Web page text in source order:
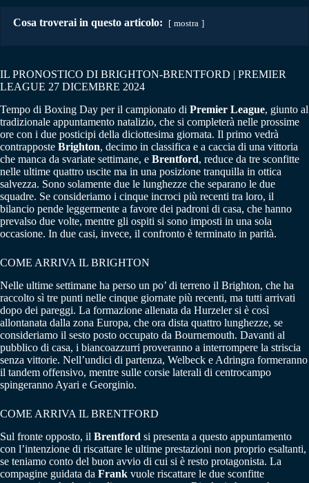
Cosa troverai in questo articolo: mostra
IL PRONOSTICO DI BRIGHTON-BRENTFORD | PREMIER
LEAGUE 27 DICEMBRE 2024
Tempo di Boxing Day per il campionato di Premier League, giunto al
tradizionale appuntamento natalizio, che si completerà nelle prossime
ore con i due posticipi della diciottesima giornata. Il primo vedrà
contrapposte Brighton, decimo in classifica e a caccia di una vittoria
che manca da svariate settimane, e Brentford, reduce da tre sconfitte
nelle ultime quattro uscite ma in una posizione tranquilla in ottica
salvezza. Sono solamente due le lunghezze che separano le due
squadre. Se consideriamo i cinque incroci più recenti tra loro, il
bilancio pende leggermente a favore dei padroni di casa, che hanno
prevalso due volte, mentre gli ospiti si sono imposti in una sola
occasione. In due casi, invece, il confronto è terminato in parità.
COME ARRIVA IL BRIGHTON
Nelle ultime settimane ha perso un po’ di terreno il Brighton, che ha
raccolto sì tre punti nelle cinque giornate più recenti, ma tutti arrivati
dopo dei pareggi. La formazione allenata da Hurzeler si è così
allontanata dalla zona Europa, che ora dista quattro lunghezze, se
consideriamo il sesto posto occupato da Bournemouth. Davanti al
pubblico di casa, i biancoazzurri proveranno a interrompere la striscia
senza vittorie. Nell’undici di partenza, Welbeck e Adringra formeranno
il tandem offensivo, mentre sulle corsie laterali di centrocampo
spingeranno Ayari e Georginio.
COME ARRIVA IL BRENTFORD
Sul fronte opposto, il Brentford si presenta a questo appuntamento
con l’intenzione di riscattare le ultime prestazioni non proprio esaltanti,
se teniamo conto del buon avvio di cui si è resto protagonista. La
compagine guidata da Frank vuole riscattare le due sconfitte